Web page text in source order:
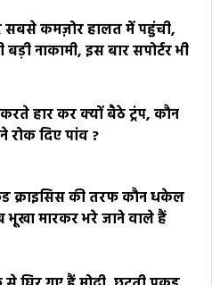
सबसे कमज़ोर हालत में पहुंची,
बड़ी नाकामी, इस बार सपोर्टर भी
हार कर क्यों बैठे ट्रंप, कौन
रोक दिए पांव ?
क्राइसिस की तरफ कौन धकेल
भूखा मारकर भरे जाने वाले हैं